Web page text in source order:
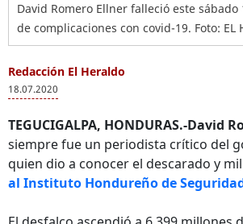
David Romero Ellner falleció este sábado
de complicaciones con covid-19. Foto: EL
Redacción El Heraldo
18.07.2020
TEGUCIGALPA, HONDURAS.-David
siempre fue un periodista crítico del
quien dio a conocer el descarado y
al Instituto Hondureño de Seguridad